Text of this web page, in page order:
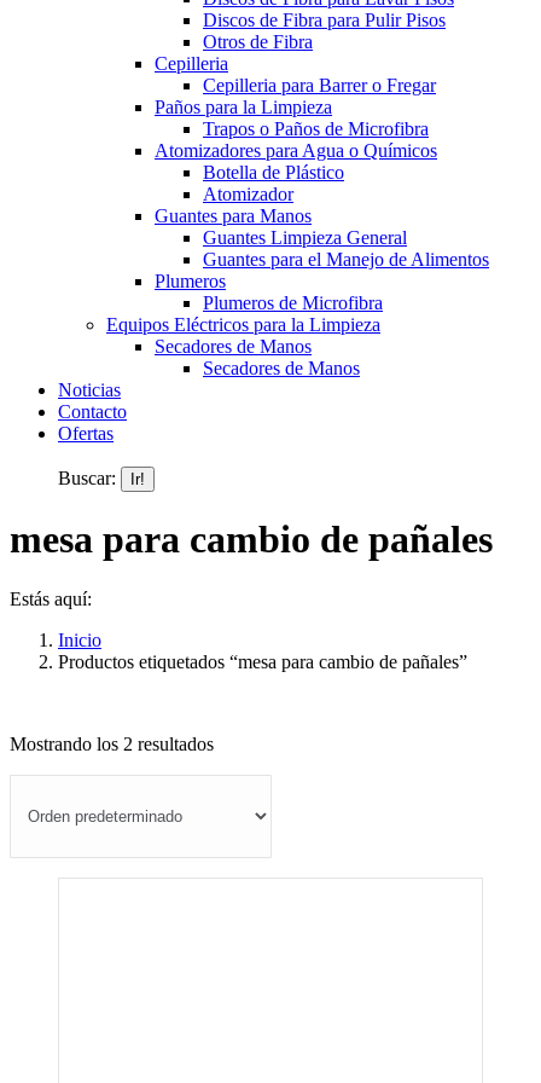
Discos de Fibra para Pulir Pisos
Otros de Fibra
Cepilleria
Cepilleria para Barrer o Fregar
Paños para la Limpieza
Trapos o Paños de Microfibra
Atomizadores para Agua o Químicos
Botella de Plástico
Atomizador
Guantes para Manos
Guantes Limpieza General
Guantes para el Manejo de Alimentos
Plumeros
Plumeros de Microfibra
Equipos Eléctricos para la Limpieza
Secadores de Manos
Secadores de Manos
Noticias
Contacto
Ofertas
Buscar:
mesa para cambio de pañales
Estás aquí:
Inicio
Productos etiquetados “mesa para cambio de pañales”
Mostrando los 2 resultados